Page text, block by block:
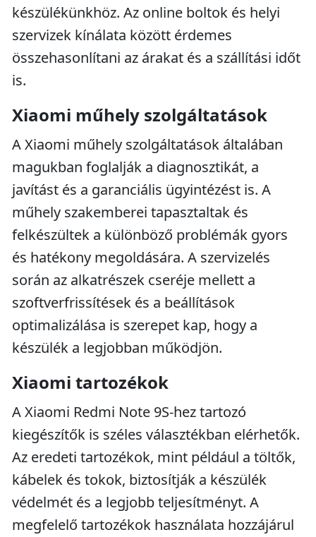
készülékünkhöz. Az online boltok és helyi
szervizek kínálata között érdemes
összehasonlítani az árakat és a szállítási időt
is.
Xiaomi műhely szolgáltatások
A Xiaomi műhely szolgáltatások általában
magukban foglalják a diagnosztikát, a
javítást és a garanciális ügyintézést is. A
műhely szakemberei tapasztaltak és
felkészültek a különböző problémák gyors
és hatékony megoldására. A szervizelés
során az alkatrészek cseréje mellett a
szoftverfrissítések és a beállítások
optimalizálása is szerepet kap, hogy a
készülék a legjobban működjön.
Xiaomi tartozékok
A Xiaomi Redmi Note 9S-hez tartozó
kiegészítők is széles választékban elérhetők.
Az eredeti tartozékok, mint például a töltők,
kábelek és tokok, biztosítják a készülék
védelmét és a legjobb teljesítményt. A
megfelelő tartozékok használata hozzájárul